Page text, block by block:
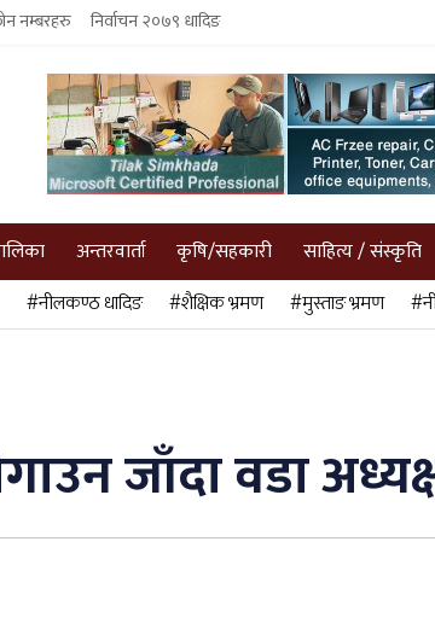
नम्बरहरु निर्वाचन २०७९ धादिङ
अन्तरवार्ता कृषि/सहकारी साहित्य / संस्कृति
#नीलकण्ठ धादिङ #शैक्षिक भ्रमण #मुस्ताङ भ्रमण
जाँदा वडा